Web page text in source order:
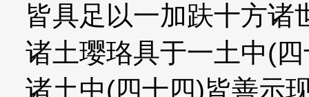
皆具足以一加趺十方诸
诸土璎珞具于一土中(
诸土中(四十四)皆善示